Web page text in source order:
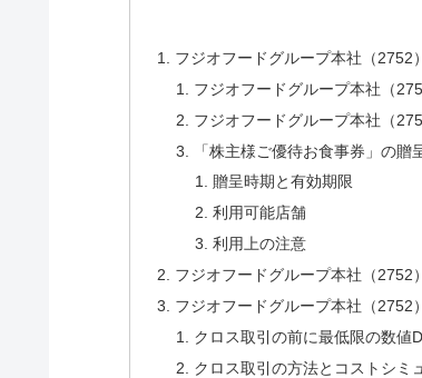
フジオフードグループ本社（2752
フジオフードグループ本社（
フジオフードグループ本社（
「株主様ご優待お食事券」の贈
贈呈時期と有効期限
利用可能店舗
利用上の注意
フジオフードグループ本社（2752
フジオフードグループ本社（2752
クロス取引の前に最低限の数値
クロス取引の方法とコストシミ